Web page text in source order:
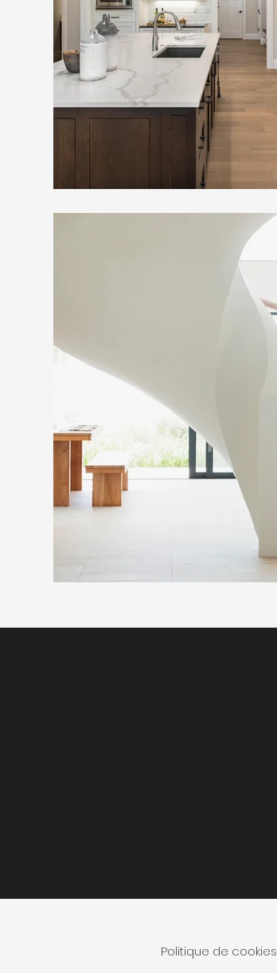
Politique de cookies